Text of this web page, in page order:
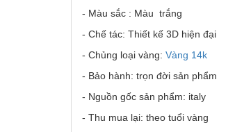
- Màu sắc : Màu trắng
- Chế tác: Thiết kế 3D hiện đại
- Chủng loại vàng: Vàng 14k
- Bảo hành: trọn đời sản phẩm
- Nguồn gốc sản phẩm: italy
- Thu mua lại: theo tuổi vàng